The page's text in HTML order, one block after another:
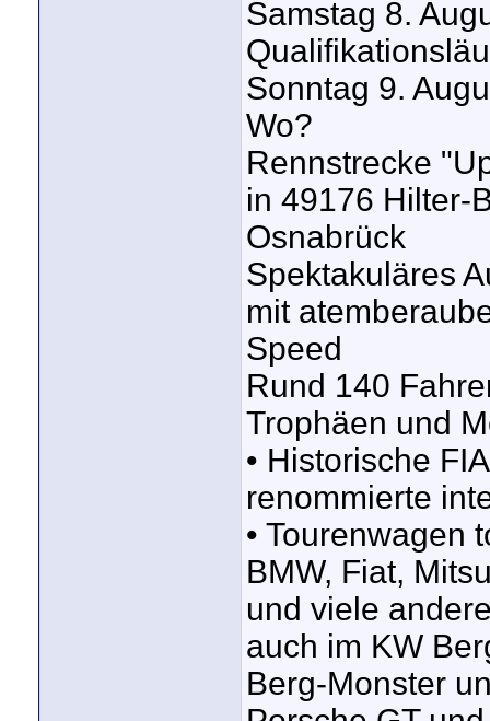
Samstag 8.
Sonntag 9.
Wo?
Rennstrecke
in 49176 Hilter-
Osnabrück
Spektakuläres
mit
Speed
Rund 140
Trophäen und
• Historische
renommierte
• Tourenwagen
BMW, Fiat,
und viele
auch im KW
Berg-Monster